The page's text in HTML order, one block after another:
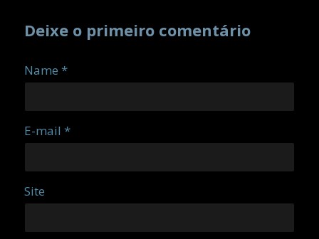
Deixe o primeiro comentário
Name *
E-mail *
Site